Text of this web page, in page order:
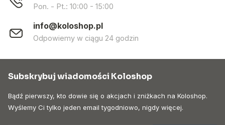
Pon. - Pt.: 10:00 - 15:00
info@koloshop.pl
Odpowiemy w ciągu 24 godzin
Subskrybuj wiadomości Koloshop
Bądź pierwszy, kto dowie się o akcjach i zniżkach na Koloshop.
Wyślemy Ci tylko jeden email tygodniowo, nigdy więcej.